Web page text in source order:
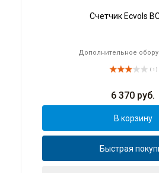
Счетчик Ecvols
Дополнительное
( 1 )
6 370 руб.
В корзину
Быстрая